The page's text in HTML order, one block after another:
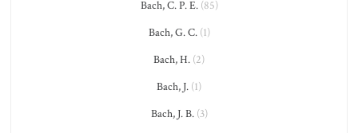
Bach, C. P. E.(85)
Bach, G. C.(1)
Bach, H. (2)
Bach, J. (1)
Bach, J. B.(3)